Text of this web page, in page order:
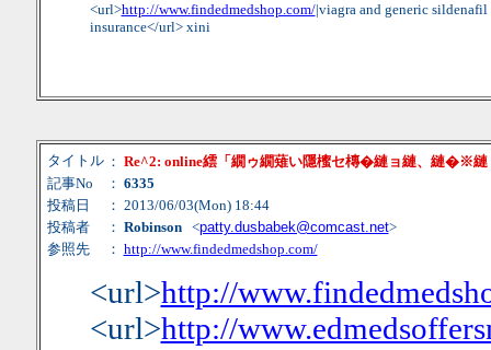
<url>http://www.findedmedshop.com/|viagra and generic
insurance</url> xini
タイトル ： Re^2: online繧「繝ゥ繝薙い隱櫁セ槫�縺ョ縺、縺�※
記事No
： 6335
投稿日
： 2013/06/03(Mon) 18:44
投稿者
： Robinson<patty.dusbabek@comcast.net>
参照先
： http://www.findedmedshop.com/
<url>http://
<url>http://